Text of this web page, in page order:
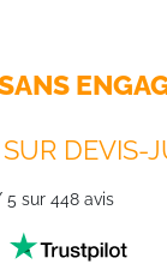
DEVIS-
5 sur 448 avis